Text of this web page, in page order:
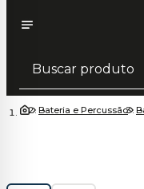
Bateria e Percussão